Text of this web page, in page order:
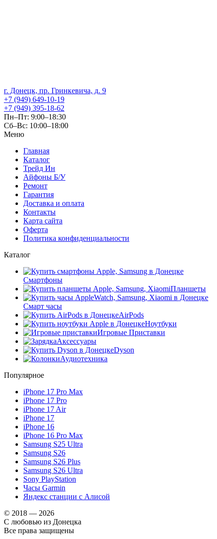
г. Донецк, пр. Гринкевича, д. 9
+7 (949) 649-10-19
+7 (949) 395-18-62
Пн–Пт: 9:00–18:30
Сб–Вс: 10:00–18:00
Меню
Главная
Каталог
Трейд Ин
Айфоны Б/У
Ремонт
Гарантия
Доставка и оплата
Контакты
Карта сайта
Оферта
Политика конфиденциальности
Каталог
Смартфоны
Планшеты
Смарт часы
AirPods
Ноутбуки
Игровые Приставки
Аксессуары
Dyson
Аудиотехника
Популярное
iPhone 17 Pro Max
iPhone 17 Pro
iPhone 17 Air
iPhone 17
iPhone 16
iPhone 16 Pro Max
Samsung S25 Ultra
Samsung S26
Samsung S26 Plus
Samsung S26 Ultra
Sony PlayStation
Часы Garmin
Яндекс станции с Алисой
© 2018 — 2026
С любовью из Донецка
Все права защищены